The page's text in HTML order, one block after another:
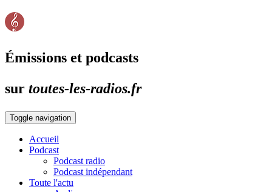
Émissions et podcasts
sur toutes-les-radios.fr
Toggle navigation
Accueil
Podcast
Podcast radio
Podcast indépendant
Toute l'actu